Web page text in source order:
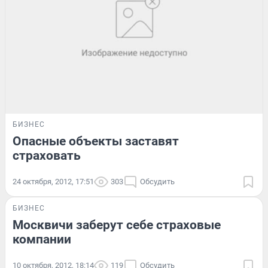
БИЗНЕС
Опасные объекты заставят
страховать
24 октября, 2012, 17:51 303 Обсудить
БИЗНЕС
Москвичи заберут себе страховые
компании
10 октября, 2012, 18:14 119 Обсудить